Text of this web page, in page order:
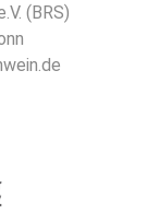
(BRS)